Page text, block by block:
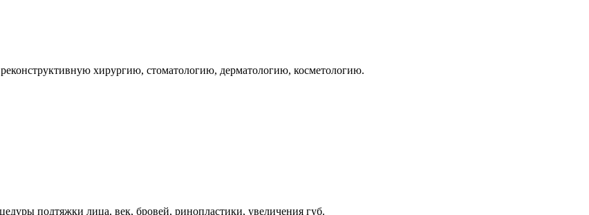
хирургию, стоматологию, дерматологию, косметологию.
подтяжки лица, век, бровей, ринопластики, увеличения губ.